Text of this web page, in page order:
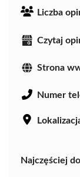
Liczba
Czytaj
Strona
Numer
Najczęściej